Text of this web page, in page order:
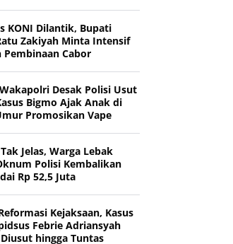
KONI Dilantik, Bupati
Zakiyah Minta Intensif
Pembinaan Cabor
Desak Polisi Usut
Bigmo Ajak Anak di
Promosikan Vape
Jelas, Warga Lebak
Polisi Kembalikan
Rp 52,5 Juta
Kejaksaan, Kasus
Febrie Adriansyah
hingga Tuntas